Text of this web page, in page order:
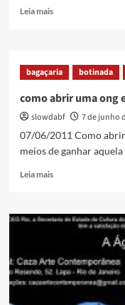
Leia maisRead
cartunista,
ilustrador
mestre
Jedi
bagaçaria botinada
como abrir uma ong
slowdabf 7 de junho
07/06/2011 Como abrir
meios de ganhar
Leia maisRead
como
e
como